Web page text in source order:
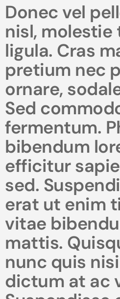
Donec vel
nisl, molestie
ligula. Cras
pretium nec
ornare,
Sed
fermentum.
bibendum
efficitur
sed.
erat ut enim
vitae
mattis.
nunc quis
dictum at ac